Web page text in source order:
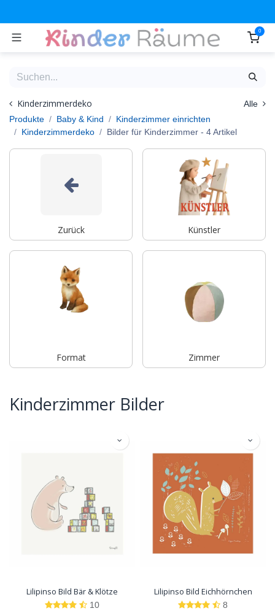
0
Kinderzimmerdeko
Alle
Produkte
Baby & Kind
Kinderzimmer einrichten
Kinderzimmerdeko
Bilder für Kinderzimmer - 4 Artikel
Zurück Künstler
Format Zimmer
Kinderzimmer Bilder
Lilipinso Bild Bär & Klötze
10
Lilipinso Bild Eichhörnchen
8